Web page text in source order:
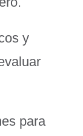
y
para